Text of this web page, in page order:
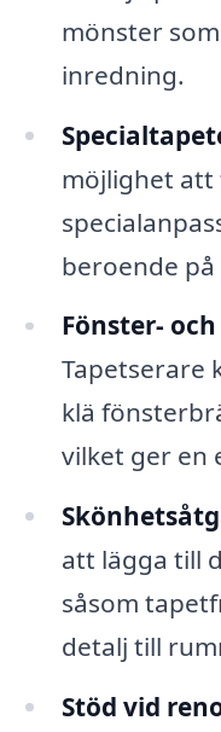
mönster
inredning.
möjlighet att
beroende
Fönster-
Tapetserare
klä
vilket ger en
att lägga till
såsom
detalj till
Stöd vid